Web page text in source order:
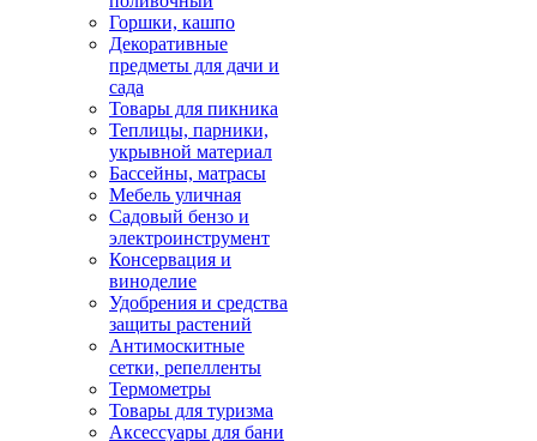
Горшки, кашпо
Декоративные
предметы для дачи и
сада
Товары для пикника
Теплицы, парники,
укрывной материал
Бассейны, матрасы
Мебель уличная
Садовый бензо и
электроинструмент
Консервация и
виноделие
Удобрения и средства
защиты растений
Антимоскитные
сетки, репелленты
Термометры
Товары для туризма
Аксессуары для бани